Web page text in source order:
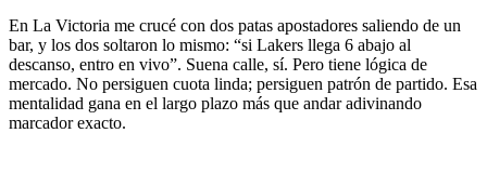
En La Victoria me crucé con dos patas apostadores saliendo de un
bar, y los dos soltaron lo mismo: “si Lakers llega 6 abajo al
descanso, entro en vivo”. Suena calle, sí. Pero tiene lógica de
mercado. No persiguen cuota linda; persiguen patrón de partido. Esa
mentalidad gana en el largo plazo más que andar adivinando
marcador exacto.